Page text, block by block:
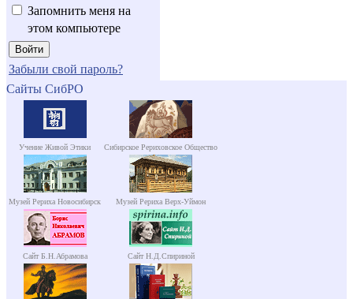
Запомнить меня на
этом компьютере
Забыли свой пароль?
Сайты СибРО
Учение Живой Этики Сибирское Рериховское Общество
Музей Рериха Новосибирск Музей Рериха Верх-Уймон
Сайт Б.Н.Абрамова Сайт Н.Д.Спириной